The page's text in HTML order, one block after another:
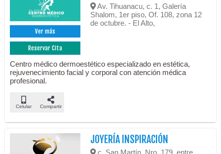
Ver más
Reservar Cita
Av. Tihuanacu, c. 1, Galería
Shalom, 1er piso, Of. 108, zona 12
de octubre. - El Alto,
Centro médico dermoestético especializado en estética,
rejuvenecimiento facial y corporal con atención médica
profesional.
Celular Compartir
JOYERÍA INSPIRACIÓN